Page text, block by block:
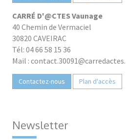
CARRÉ D'@CTES Vaunage
40 Chemin de Vermaciel
30820 CAVEIRAC
Tél: 04 66 58 15 36
Mail :
Contactez-nous Plan d'accès
Newsletter